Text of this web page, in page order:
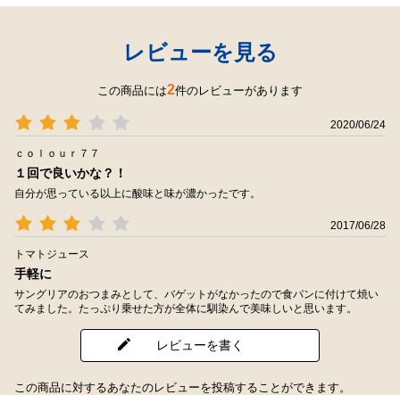
レビューを見る
この商品には2件のレビューがあります
2020/06/24
ｃｏｌｏｕｒ７７
１回で良いかな？！
自分が思っている以上に酸味と味が濃かったです。
2017/06/28
トマトジュース
手軽に
サングリアのおつまみとして、バゲットがなかったので食パンに付けて焼い
てみました。たっぷり乗せた方が全体に馴染んで美味しいと思います。
レビューを書く
この商品に対するあなたのレビューを投稿することができます。